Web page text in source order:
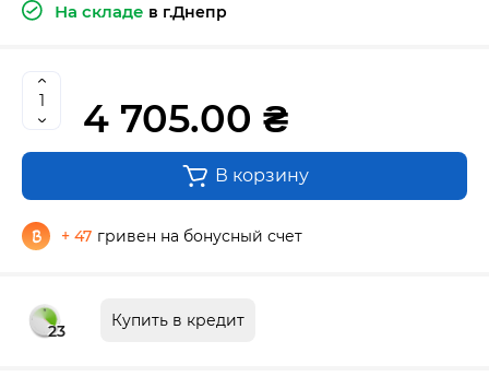
На складе в г.Днепр
4 705.00 ₴
В корзину
+ 47 гривен на бонусный счет
23
Купить в кредит